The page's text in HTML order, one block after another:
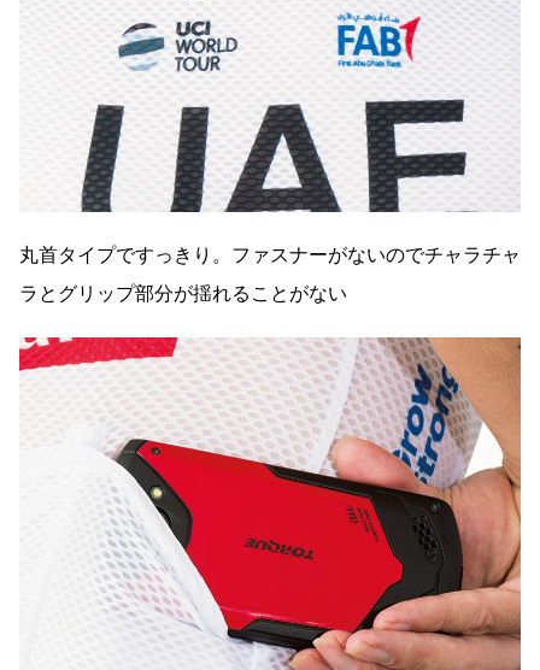
丸首タイプですっきり。ファスナーがないのでチャラチャ
ラとグリップ部分が揺れることがない